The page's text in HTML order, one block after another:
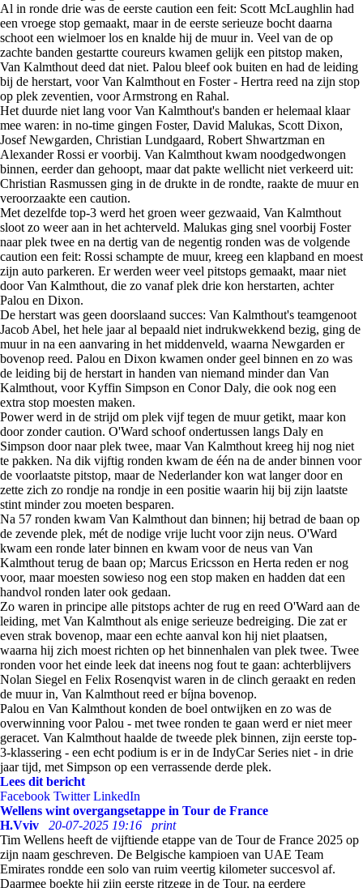
Al in ronde drie was de eerste caution een feit: Scott McLaughlin had
een vroege stop gemaakt, maar in de eerste serieuze bocht daarna
schoot een wielmoer los en knalde hij de muur in. Veel van de op
zachte banden gestartte coureurs kwamen gelijk een pitstop maken,
Van Kalmthout deed dat niet. Palou bleef ook buiten en had de leiding
bij de herstart, voor Van Kalmthout en Foster - Hertra reed na zijn stop
op plek zeventien, voor Armstrong en Rahal.
Het duurde niet lang voor Van Kalmthout's banden er helemaal klaar
mee waren: in no-time gingen Foster, David Malukas, Scott Dixon,
Josef Newgarden, Christian Lundgaard, Robert Shwartzman en
Alexander Rossi er voorbij. Van Kalmthout kwam noodgedwongen
binnen, eerder dan gehoopt, maar dat pakte wellicht niet verkeerd uit:
Christian Rasmussen ging in de drukte in de rondte, raakte de muur en
veroorzaakte een caution.
Met dezelfde top-3 werd het groen weer gezwaaid, Van Kalmthout
sloot zo weer aan in het achterveld. Malukas ging snel voorbij Foster
naar plek twee en na dertig van de negentig ronden was de volgende
caution een feit: Rossi schampte de muur, kreeg een klapband en moest
zijn auto parkeren. Er werden weer veel pitstops gemaakt, maar niet
door Van Kalmthout, die zo vanaf plek drie kon herstarten, achter
Palou en Dixon.
De herstart was geen doorslaand succes: Van Kalmthout's teamgenoot
Jacob Abel, het hele jaar al bepaald niet indrukwekkend bezig, ging de
muur in na een aanvaring in het middenveld, waarna Newgarden er
bovenop reed. Palou en Dixon kwamen onder geel binnen en zo was
de leiding bij de herstart in handen van niemand minder dan Van
Kalmthout, voor Kyffin Simpson en Conor Daly, die ook nog een
extra stop moesten maken.
Power werd in de strijd om plek vijf tegen de muur getikt, maar kon
door zonder caution. O'Ward schoof ondertussen langs Daly en
Simpson door naar plek twee, maar Van Kalmthout kreeg hij nog niet
te pakken. Na dik vijftig ronden kwam de één na de ander binnen voor
de voorlaatste pitstop, maar de Nederlander kon wat langer door en
zette zich zo rondje na rondje in een positie waarin hij bij zijn laatste
stint minder zou moeten besparen.
Na 57 ronden kwam Van Kalmthout dan binnen; hij betrad de baan op
de zevende plek, mét de nodige vrije lucht voor zijn neus. O'Ward
kwam een ronde later binnen en kwam voor de neus van Van
Kalmthout terug de baan op; Marcus Ericsson en Herta reden er nog
voor, maar moesten sowieso nog een stop maken en hadden dat een
handvol ronden later ook gedaan.
Zo waren in principe alle pitstops achter de rug en reed O'Ward aan de
leiding, met Van Kalmthout als enige serieuze bedreiging. Die zat er
even strak bovenop, maar een echte aanval kon hij niet plaatsen,
waarna hij zich moest richten op het binnenhalen van plek twee. Twee
ronden voor het einde leek dat ineens nog fout te gaan: achterblijvers
Nolan Siegel en Felix Rosenqvist waren in de clinch geraakt en reden
de muur in, Van Kalmthout reed er bíjna bovenop.
Palou en Van Kalmthout konden de boel ontwijken en zo was de
overwinning voor Palou - met twee ronden te gaan werd er niet meer
geracet. Van Kalmthout haalde de tweede plek binnen, zijn eerste top-
3-klassering - een echt podium is er in de IndyCar Series niet - in drie
jaar tijd, met Simpson op een verrassende derde plek.
Lees dit bericht
Facebook Twitter LinkedIn
Wellens wint overgangsetappe in Tour de France
H.Vviv
20-07-2025 19:16
print
Tim Wellens heeft de vijftiende etappe van de Tour de France 2025 op
zijn naam geschreven. De Belgische kampioen van UAE Team
Emirates rondde een solo van ruim veertig kilometer succesvol af.
Daarmee boekte hij zijn eerste ritzege in de Tour, na eerdere